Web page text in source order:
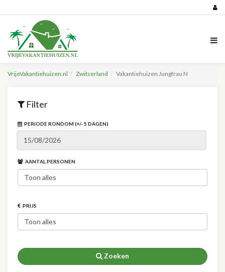
VrijeVakantiehuizen.nl Zwitserland Vakantiehuizen Jungfrau N
Filter
PERIODE RONDOM (+/- 5 DAGEN)
AANTAL PERSONEN
PRIJS
Zoeken